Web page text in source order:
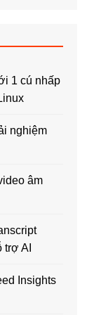
1 cú nhấp
nghiệm
âm
trợ AI
Insights